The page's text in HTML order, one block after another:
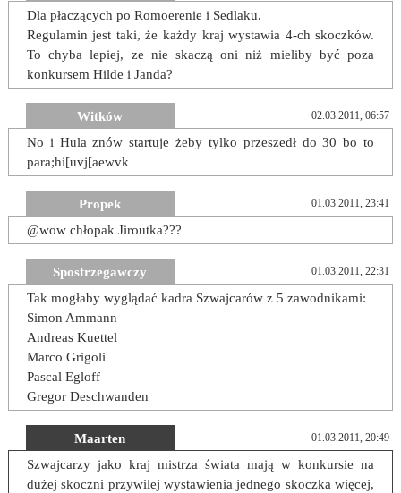
Dla płaczących po Romoerenie i Sedlaku.
Regulamin jest taki, że każdy kraj wystawia 4-ch skoczków.
To chyba lepiej, ze nie skaczą oni niż mieliby być poza
konkursem Hilde i Janda?
Witków 02.03.2011, 06:57
No i Hula znów startuje żeby tylko przeszedł do 30 bo to
para;hi[uvj[aewvk
Propek 01.03.2011, 23:41
@wow chłopak Jiroutka???
Spostrzegawczy 01.03.2011, 22:31
Tak mogłaby wyglądać kadra Szwajcarów z 5 zawodnikami:
Simon Ammann
Andreas Kuettel
Marco Grigoli
Pascal Egloff
Gregor Deschwanden
Maarten 01.03.2011, 20:49
Szwajcarzy jako kraj mistrza świata mają w konkursie na
dużej skoczni przywilej wystawienia jednego skoczka więcej,